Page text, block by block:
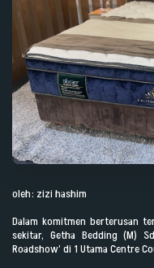
oleh: zizi hashim
Dalam komitmen berterusan
sekitar, Getha Bedding (M)
Roadshow’ di 1 Utama Centre